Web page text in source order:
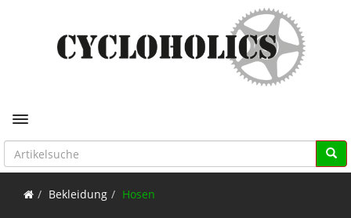
Toggle navigation
Bekleidung Hosen